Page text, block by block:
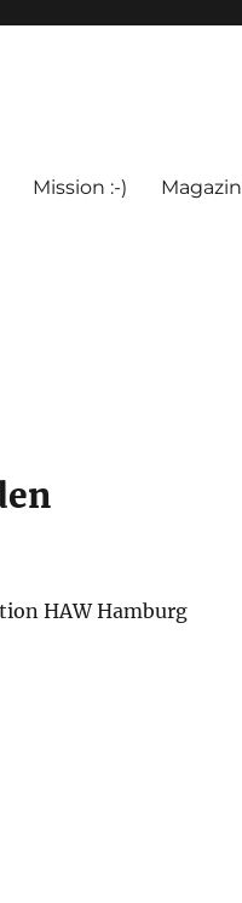
Mission :-) Magazin
HAW Hamburg